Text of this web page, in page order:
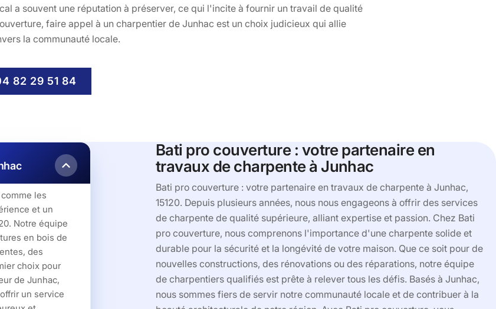
a souvent une réputation à préserver, ce qui l'incite à fournir un travail de qualité
faire appel à un charpentier de Junhac est un choix judicieux qui allie
la communauté locale.
82 29 51 84
les
et un
Notre équipe
en bois de
des
choix pour
de Junhac,
un service
Bati pro couverture : votre partenaire en
travaux de charpente à Junhac
Bati pro couverture : votre partenaire en travaux de charpente à Junhac,
15120. Depuis plusieurs années, nous nous engageons à offrir des services
de charpente de qualité supérieure, alliant expertise et passion. Chez Bati
pro couverture, nous comprenons l'importance d'une charpente solide et
durable pour la sécurité et la longévité de votre maison. Que ce soit pour de
nouvelles constructions, des rénovations ou des réparations, notre équipe
de charpentiers qualifiés est prête à relever tous les défis. Basés à Junhac,
nous sommes fiers de servir notre communauté locale et de contribuer à la